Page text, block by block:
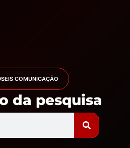
COMUNICAÇÃO
da pesquisa